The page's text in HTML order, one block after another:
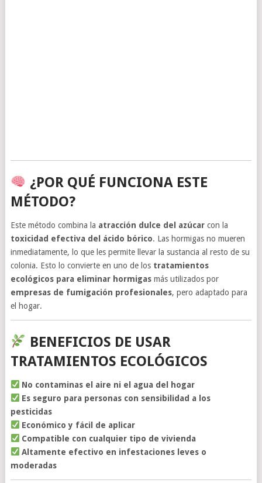
¿POR QUÉ FUNCIONA ESTE
MÉTODO?
Este método combina la atracción dulce del azúcarcon la
toxicidad efectiva del ácido bórico. Las hormigas no mueren
inmediatamente, lo que les permite llevar la sustancia al resto de su
colonia. Esto lo convierte en uno de los tratamientos
ecológicos para eliminar hormigasmás utilizados por
empresas de fumigación profesionales, pero adaptado para
el hogar.
BENEFICIOS DE USAR
TRATAMIENTOS ECOLÓGICOS
No contaminas el aire ni el agua del hogar
Es seguro para personas con sensibilidad a los
pesticidas
Económico y fácil de aplicar
Compatible con cualquier tipo de vivienda
Altamente efectivo en infestaciones leves o
moderadas